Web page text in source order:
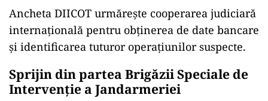
Ancheta DIICOT urmărește cooperarea judiciară
internațională pentru obținerea de date bancare
și identificarea tuturor operațiunilor suspecte.
Sprijin din partea Brigăzii Speciale de
Intervenție a Jandarmeriei